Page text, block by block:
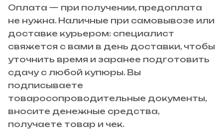
Оплата — при получении, предоплата
не нужна. Наличные при самовывозе или
доставке курьером: специалист
свяжется с вами в день доставки, чтобы
уточнить время и заранее подготовить
сдачу с любой купюры. Вы
подписываете
товаросопроводительные документы,
вносите денежные средства,
получаете товар и чек.